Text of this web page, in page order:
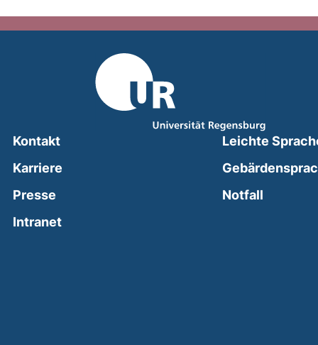
Kontakt
Karriere
Presse
Intranet(external link, opens in a new window)
Leichte
Notfall